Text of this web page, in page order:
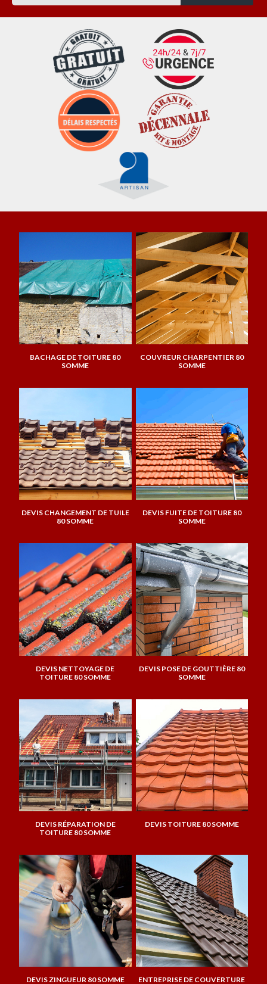
BACHAGE DE TOITURE 80
SOMME
COUVREUR CHARPENTIER 80
SOMME
DEVIS CHANGEMENT DE TUILE
80 SOMME
DEVIS FUITE DE TOITURE 80
SOMME
DEVIS NETTOYAGE DE
TOITURE 80 SOMME
DEVIS POSE DE GOUTTIÈRE 80
SOMME
DEVIS RÉPARATION DE
TOITURE 80 SOMME
DEVIS TOITURE 80 SOMME
DEVIS ZINGUEUR 80 SOMME
ENTREPRISE DE COUVERTURE